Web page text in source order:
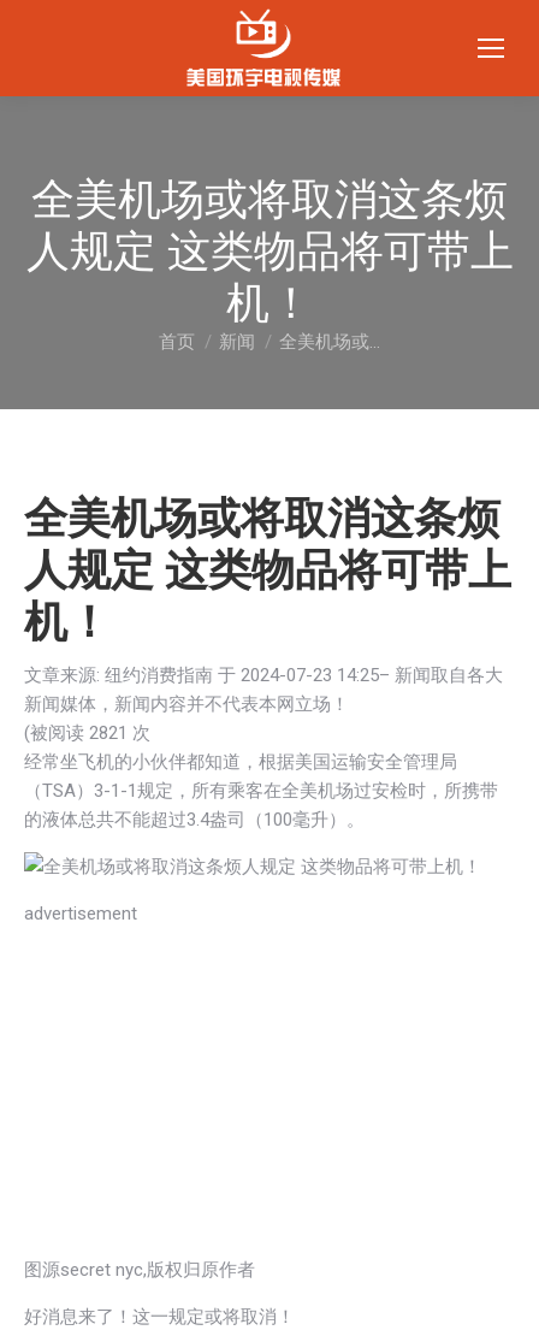
全美机场或将取消这条烦
人规定 这类物品将可带上
机！
您在这里：
首页 新闻 全美机场或…
全美机场或将取消这条烦
人规定 这类物品将可带上
机！
文章来源: 纽约消费指南 于 2024-07-23 14:25– 新闻取自各大
新闻媒体，新闻内容并不代表本网立场！
(被阅读 2821 次
经常坐飞机的小伙伴都知道，根据美国运输安全管理局
（TSA）3-1-1规定，所有乘客在全美机场过安检时，所携带
的液体总共不能超过3.4盎司（100毫升）。
advertisement
图源secret nyc,版权归原作者
好消息来了！这一规定或将取消！